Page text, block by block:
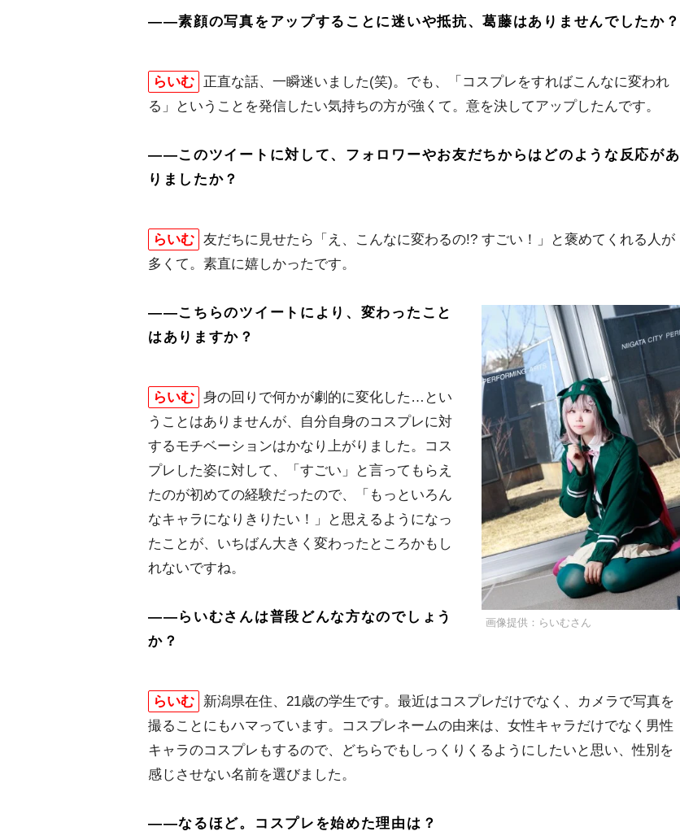
――素顔の写真をアップすることに迷いや抵抗、葛藤はありませんでしたか？
らいむ
正直な話、一瞬迷いました(笑)。でも、「コスプレをすればこんなに変われ
る」ということを発信したい気持ちの方が強くて。意を決してアップしたんです。
――このツイートに対して、フォロワーやお友だちからはどのような反応があ
りましたか？
らいむ 友だちに見せたら「え、こんなに変わるの!? すごい！」と褒めてくれる人が
多くて。素直に嬉しかったです。
画像提供：らいむさん
――こちらのツイートにより、変わったこと
はありますか？
らいむ 身の回りで何かが劇的に変化した…とい
うことはありませんが、自分自身のコスプレに対
するモチベーションはかなり上がりました。コス
プレした姿に対して、「すごい」と言ってもらえ
たのが初めての経験だったので、「もっといろん
なキャラになりきりたい！」と思えるようになっ
たことが、いちばん大きく変わったところかもし
れないですね。
――らいむさんは普段どんな方なのでしょう
か？
らいむ
新潟県在住、21歳の学生です。最近はコスプレだけでなく、カメラで写真を
撮ることにもハマっています。コスプレネームの由来は、女性キャラだけでなく男性
キャラのコスプレもするので、どちらでもしっくりくるようにしたいと思い、性別を
感じさせない名前を選びました。
――なるほど。コスプレを始めた理由は？